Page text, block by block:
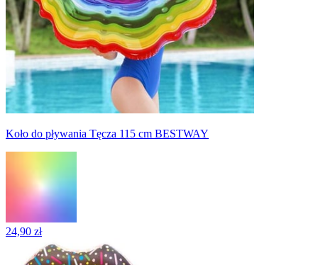
Koło do pływania Tęcza 115 cm BESTWAY
24,90 zł